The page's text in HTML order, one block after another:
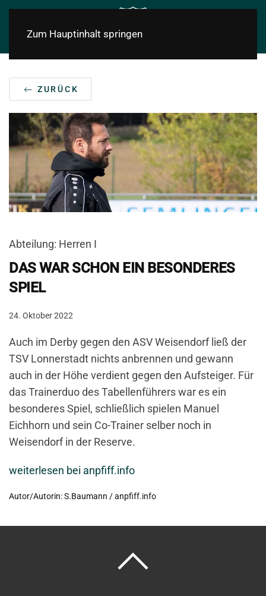
Zum Hauptinhalt springen
ZURÜCK
Abteilung: Herren I
DAS WAR SCHON EIN BESONDERES
SPIEL
24. Oktober 2022
Auch im Derby gegen den ASV Weisendorf ließ der
TSV Lonnerstadt nichts anbrennen und gewann
auch in der Höhe verdient gegen den Aufsteiger. Für
das Trainerduo des Tabellenführers war es ein
besonderes Spiel, schließlich spielen Manuel
Eichhorn und sein Co-Trainer selber noch in
Weisendorf in der Reserve.
weiterlesen bei anpfiff.info
Autor/Autorin: S.Baumann / anpfiff.info